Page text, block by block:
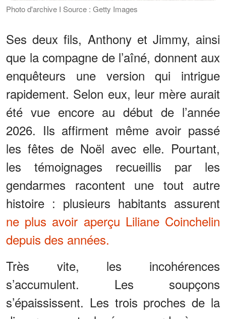
Photo d'archive I Source : Getty Images
Ses deux fils, Anthony et Jimmy, ainsi
que la compagne de l’aîné, donnent aux
enquêteurs une version qui intrigue
rapidement. Selon eux, leur mère aurait
été vue encore au début de l’année
2026. Ils affirment même avoir passé
les fêtes de Noël avec elle. Pourtant,
les témoignages recueillis par les
gendarmes racontent une tout autre
histoire : plusieurs habitants assurent
ne plus avoir aperçu Liliane Coinchelin
depuis des années.
Très vite, les incohérences
s’accumulent. Les soupçons
s’épaississent. Les trois proches de la